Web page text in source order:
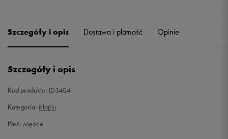
Szczegóły i opis Dostawa i płatność Opinie
Szczegóły i opis
Kod produktu: ID3404
Kategoria: Klapki
Płeć: Męskie